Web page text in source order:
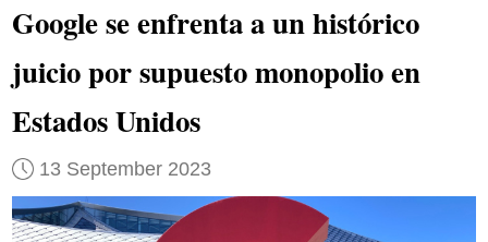
Google se enfrenta a un histórico
juicio por supuesto monopolio en
Estados Unidos
13 September 2023